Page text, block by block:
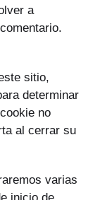
a
sitio,
determinar
no
al cerrar su
varias